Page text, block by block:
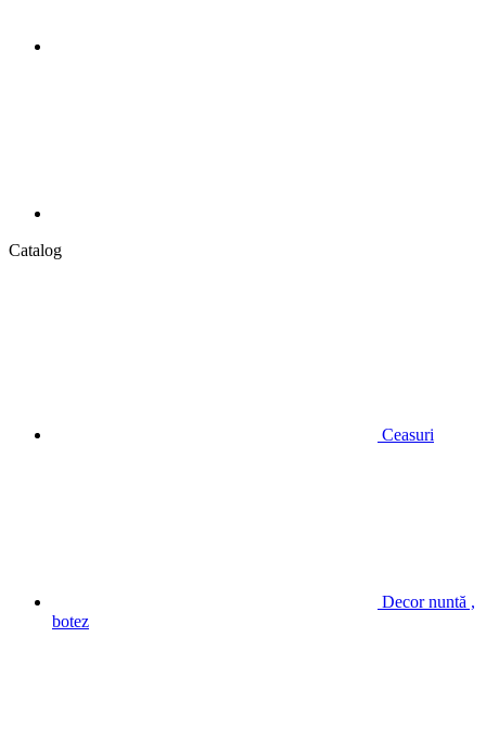
Catalog
Ceasuri
Decor nuntă ,
botez